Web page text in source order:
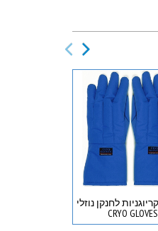
לחנקן נוזלי
CRYO GLOVES